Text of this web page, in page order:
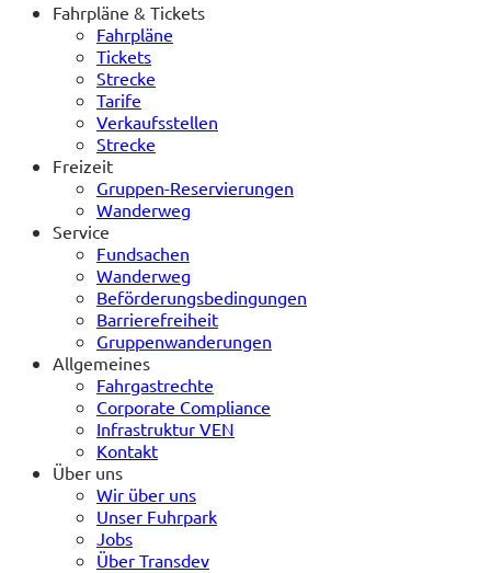
Fahrpläne & Tickets
Fahrpläne
Tickets
Strecke
Tarife
Verkaufsstellen
Strecke
Freizeit
Gruppen-Reservierungen
Wanderweg
Service
Fundsachen
Wanderweg
Beförderungsbedingungen
Barrierefreiheit
Gruppenwanderungen
Allgemeines
Fahrgastrechte
Corporate Compliance
Infrastruktur VEN
Kontakt
Über uns
Wir über uns
Unser Fuhrpark
Jobs
Über Transdev